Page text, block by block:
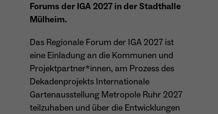
Name fe_typo_user
Laufzeit 1 Year
Zweck
Dieses Cookie wird verwendet, um Ihre
Cookie-Einstellungen für diese Website zu
speichern.
Cookie-Informationen anzeigen
Marketing
Marketing-Cookies werden von uns verwendet, um das
Verhalten der Besuchenden auf der Webseite
nachzuvollziehen. Es hilft uns die Nutzererfahrung der
Website zu analysieren und die Inhalte zu verbessern.
Cookie-Informationen anzeigen
Forums der IGA 2027 in der Stadthalle
Mülheim.
Das Regionale Forum der IGA 2027 ist
eine Einladung an die Kommunen und
Projektpartner*innen, am Prozess des
Dekadenprojekts Internationale
Gartenausstellung Metropole Ruhr 2027
teilzuhaben und über die Entwicklungen